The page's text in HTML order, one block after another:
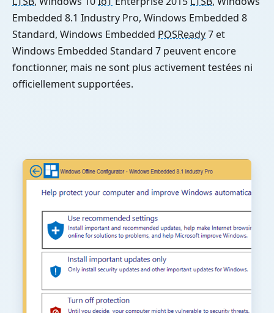
Embedded 8.1 Industry Pro, Windows Embedded 8
Standard, Windows Embedded POSReady7 et
Windows Embedded Standard 7 peuvent encore
fonctionner, mais ne sont plus activement testées ni
officiellement supportées.